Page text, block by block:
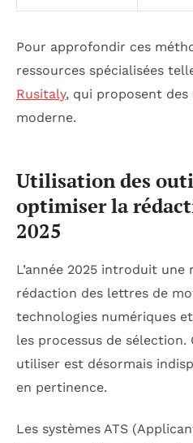
Pour approfondir ces
ressources spécialisées
Rusitaly, qui proposent
moderne.
Utilisation des
optimiser la
2025
L’année 2025 introduit
rédaction des lettres de
technologies numériques
les processus de
utiliser est désormais
en pertinence.
Les systèmes ATS